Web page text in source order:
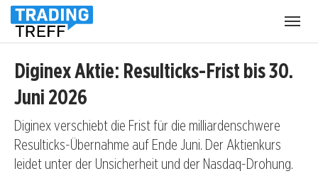
Diginex Aktie: Resulticks-Frist bis 30.
Juni 2026
Diginex verschiebt die Frist für die milliardenschwere
Resulticks-Übernahme auf Ende Juni. Der Aktienkurs
leidet unter der Unsicherheit und der Nasdaq-Drohung.